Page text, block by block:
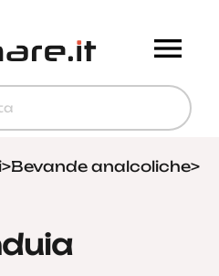
>Bevande analcoliche>